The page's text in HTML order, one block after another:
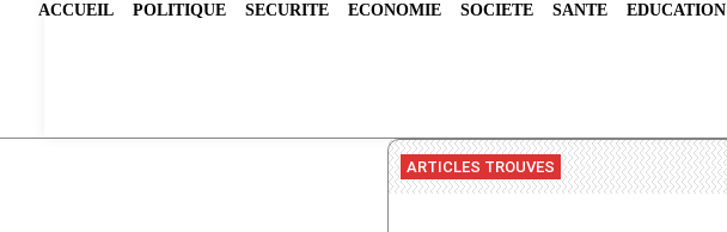
ACCUEIL POLITIQUE SECURITE ECONOMIE SOCIETE SANTE EDUCATION
ARTICLES TROUVES